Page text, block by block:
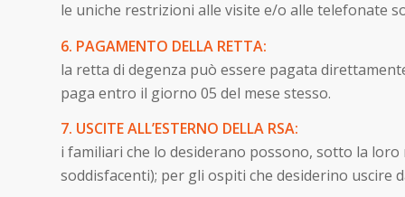
le uniche restrizioni alle visite e/o alle telefonate
6. PAGAMENTO DELLA RETTA:
la retta di degenza può essere pagata
paga entro il giorno 05 del mese stesso.
7. USCITE ALL’ESTERNO DELLA RSA:
i familiari che lo desiderano possono, sotto la
soddisfacenti); per gli ospiti che desiderino uscire